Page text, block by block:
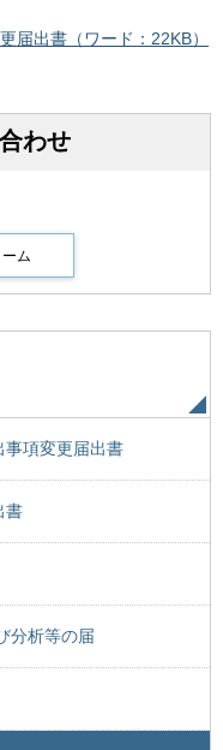
届出書（ワード：22KB）
わせ
事項変更届出書
書
分析等の届